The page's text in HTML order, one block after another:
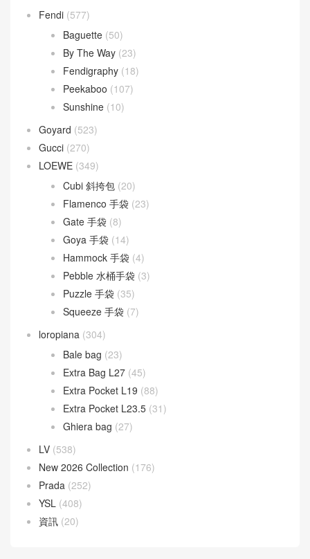
Fendi (577)
Baguette (50)
By The Way (23)
Fendigraphy (18)
Peekaboo (107)
Sunshine (10)
Goyard (523)
Gucci (270)
LOEWE (349)
Cubi 斜挎包 (20)
Flamenco 手袋 (23)
Gate 手袋 (8)
Goya 手袋 (14)
Hammock 手袋 (4)
Pebble 水桶手袋 (3)
Puzzle 手袋 (35)
Squeeze 手袋 (7)
loropiana (304)
Bale bag (23)
Extra Bag L27 (45)
Extra Pocket L19 (88)
Extra Pocket L23.5 (31)
Ghiera bag (27)
LV (538)
New 2026 Collection (176)
Prada (252)
YSL (408)
資訊 (20)